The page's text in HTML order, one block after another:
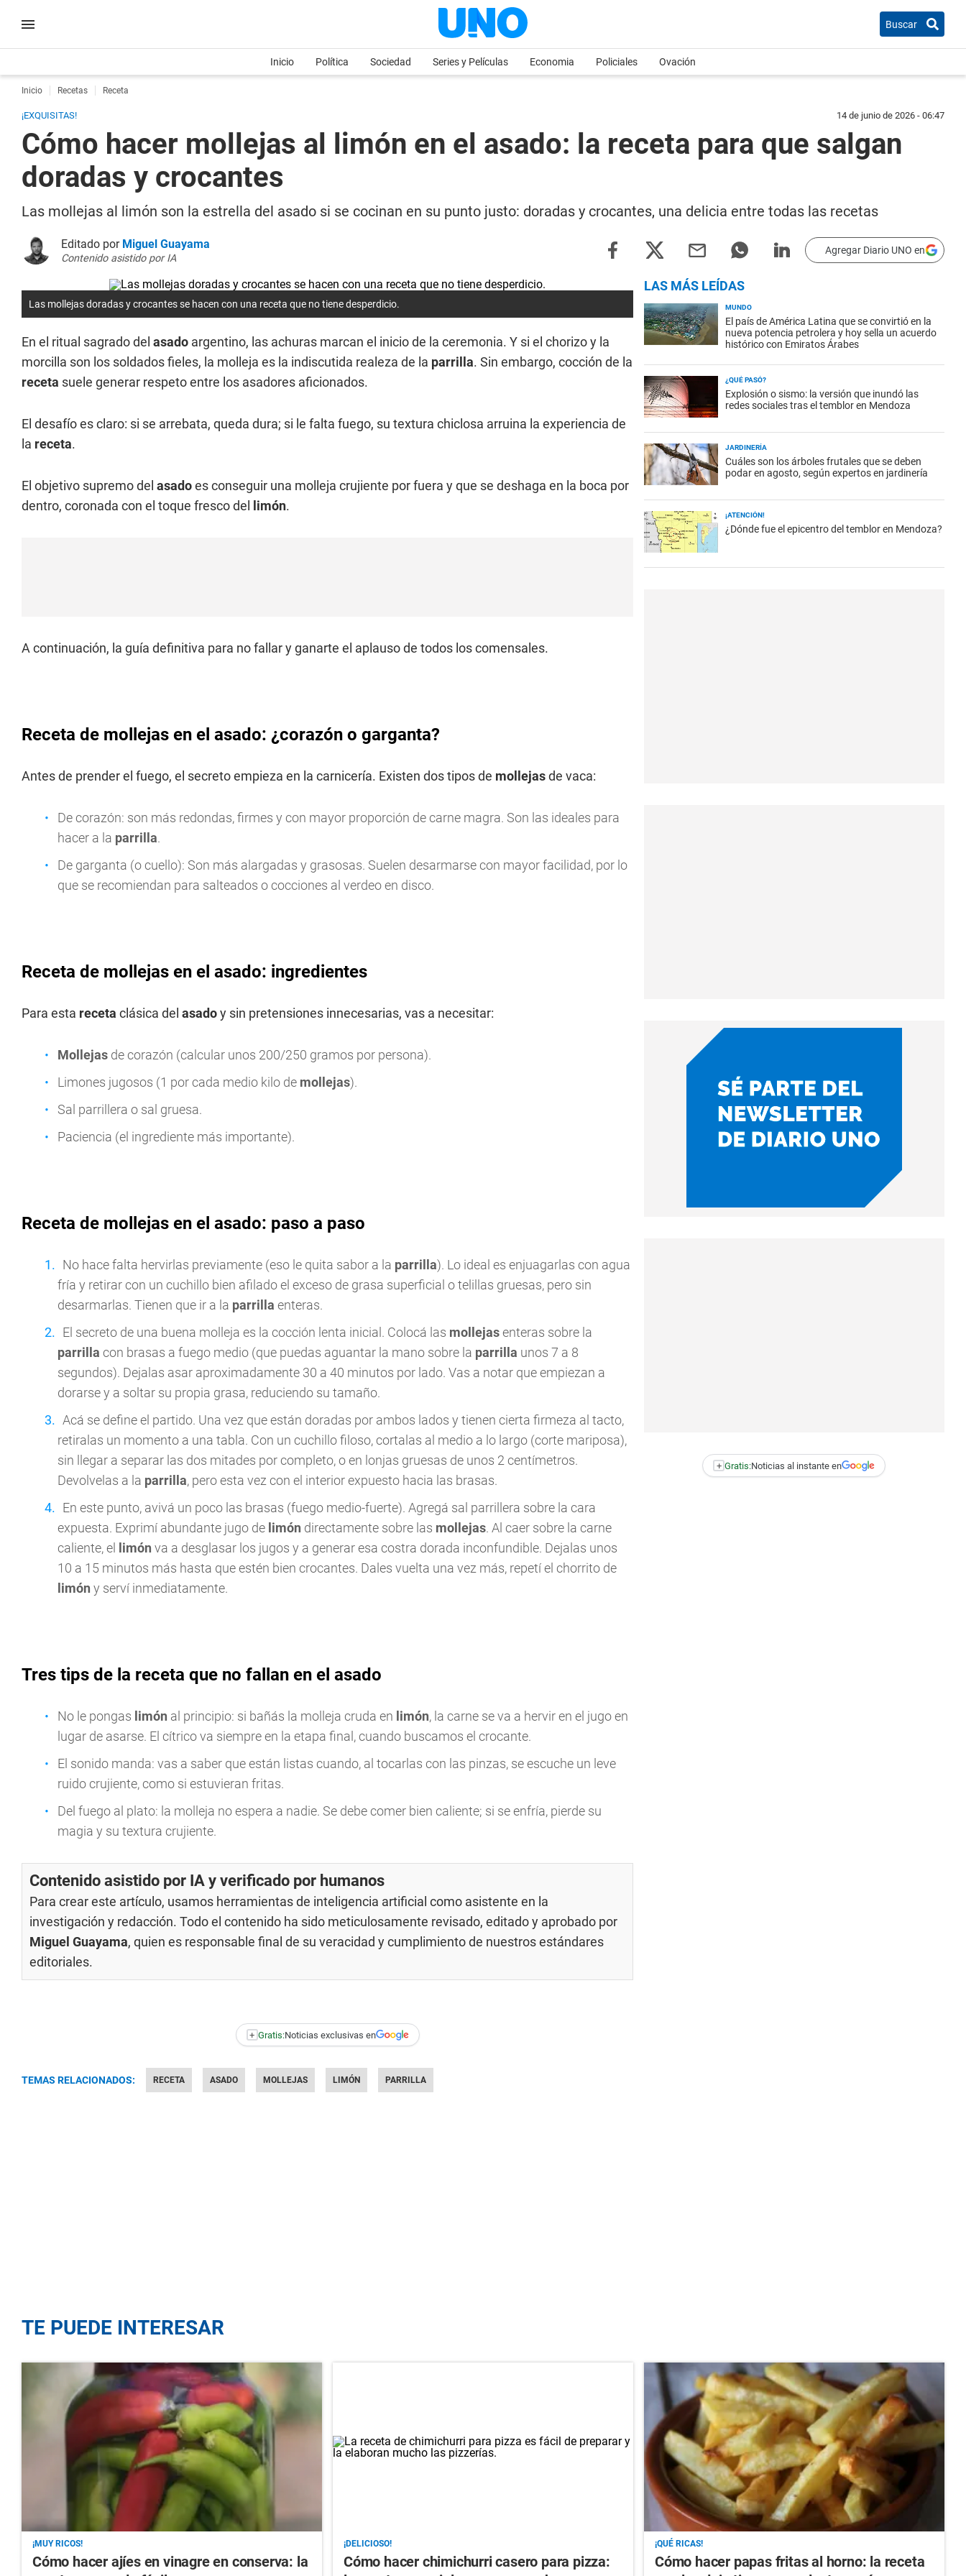
Buscar
Inicio Política Sociedad Series y Películas Economia Policiales Ovación
Inicio Recetas Receta
¡EXQUISITAS! 14 de junio de 2026 - 06:47
Cómo hacer mollejas al limón en el asado: la receta para que salgan
doradas y crocantes
Las mollejas al limón son la estrella del asado si se cocinan en su punto justo: doradas y crocantes, una delicia entre todas las recetas
Editado por Miguel Guayama
Contenido asistido por IA
Agregar Diario UNO en
Las mollejas doradas y crocantes se hacen con una receta que no tiene desperdicio.
En el ritual sagrado del asado argentino, las achuras marcan el inicio de la ceremonia. Y si el chorizo y la
morcilla son los soldados fieles, la molleja es la indiscutida realeza de la parrilla. Sin embargo, cocción de la
receta suele generar respeto entre los asadores aficionados.
El desafío es claro: si se arrebata, queda dura; si le falta fuego, su textura chiclosa arruina la experiencia de
la receta.
El objetivo supremo del asadoes conseguir una molleja crujiente por fuera y que se deshaga en la boca por
dentro, coronada con el toque fresco del
limón.
A continuación, la guía definitiva para no fallar y ganarte el aplauso de todos los comensales.
Receta de mollejas en el asado: ¿corazón o garganta?
Antes de prender el fuego, el secreto empieza en la carnicería. Existen dos tipos de mollejasde vaca:
De corazón: son más redondas, firmes y con mayor proporción de carne magra. Son las ideales para
hacer a la parrilla.
De garganta (o cuello): Son más alargadas y grasosas. Suelen desarmarse con mayor facilidad, por lo
que se recomiendan para salteados o cocciones al verdeo en disco.
Receta de mollejas en el asado: ingredientes
Para esta receta clásica del asadoy sin pretensiones innecesarias, vas a necesitar:
Mollejas de corazón (calcular unos 200/250 gramos por persona).
Limones jugosos (1 por cada medio kilo de mollejas).
Sal parrillera o sal gruesa.
Paciencia (el ingrediente más importante).
Receta de mollejas en el asado: paso a paso
No hace falta hervirlas previamente (eso le quita sabor a la parrilla). Lo ideal es enjuagarlas con agua
fría y retirar con un cuchillo bien afilado el exceso de grasa superficial o telillas gruesas, pero sin
desarmarlas. Tienen que ir a la parrilla enteras.
El secreto de una buena molleja es la cocción lenta inicial. Colocá las mollejasenteras sobre la
parrilla con brasas a fuego medio (que puedas aguantar la mano sobre la parrilla unos 7 a 8
segundos). Dejalas asar aproximadamente 30 a 40 minutos por lado. Vas a notar que empiezan a
dorarse y a soltar su propia grasa, reduciendo su tamaño.
Acá se define el partido. Una vez que están doradas por ambos lados y tienen cierta firmeza al tacto,
retiralas un momento a una tabla. Con un cuchillo filoso, cortalas al medio a lo largo (corte mariposa),
sin llegar a separar las dos mitades por completo, o en lonjas gruesas de unos 2 centímetros.
Devolvelas a la parrilla, pero esta vez con el interior expuesto hacia las brasas.
En este punto, avivá un poco las brasas (fuego medio-fuerte). Agregá sal parrillera sobre la cara
expuesta. Exprimí abundante jugo de limón directamente sobre las mollejas. Al caer sobre la carne
caliente, el
limón va a desglasar los jugos y a generar esa costra dorada inconfundible. Dejalas unos
10 a 15 minutos más hasta que estén bien crocantes. Dales vuelta una vez más, repetí el chorrito de
limón y serví inmediatamente.
Tres tips de la receta que no fallan en el asado
No le pongas limón al principio: si bañás la molleja cruda en limón, la carne se va a hervir en el jugo en
lugar de asarse. El cítrico va siempre en la etapa final, cuando buscamos el crocante.
El sonido manda: vas a saber que están listas cuando, al tocarlas con las pinzas, se escuche un leve
ruido crujiente, como si estuvieran fritas.
Del fuego al plato: la molleja no espera a nadie. Se debe comer bien caliente; si se enfría, pierde su
magia y su textura crujiente.
Contenido asistido por IA y verificado por humanos
Para crear este artículo, usamos herramientas de inteligencia artificial como asistente en la
investigación y redacción. Todo el contenido ha sido meticulosamente revisado, editado y aprobado por
Miguel Guayama, quien es responsable final de su veracidad y cumplimiento de nuestrosestándares
editoriales.
+ Gratis:Noticias exclusivas en
TEMAS RELACIONADOS: RECETA ASADO MOLLEJAS LIMÓN PARRILLA
LAS MÁS LEÍDAS
MUNDO
El país de América Latina que se convirtió en la
nueva potencia petrolera y hoy sella un acuerdo
histórico con Emiratos Árabes
¿QUÉ PASÓ?
Explosión o sismo: la versión que inundó las
redes sociales tras el temblor en Mendoza
JARDINERÍA
Cuáles son los árboles frutales que se deben
podar en agosto, según expertos en jardinería
¡ATENCIÓN!
¿Dónde fue el epicentro del temblor en Mendoza?
+ Gratis:Noticias al instante en
TE PUEDE INTERESAR
¡MUY RICOS!
Cómo hacer ajíes en vinagre en conserva: la
¡DELICIOSO!
Cómo hacer chimichurri casero para pizza:
¡QUÉ RICAS!
Cómo hacer papas fritas al horno: la receta